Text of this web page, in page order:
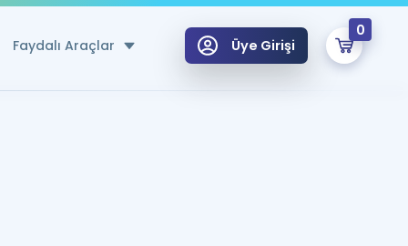
Faydalı Araçlar Üye Girişi
0